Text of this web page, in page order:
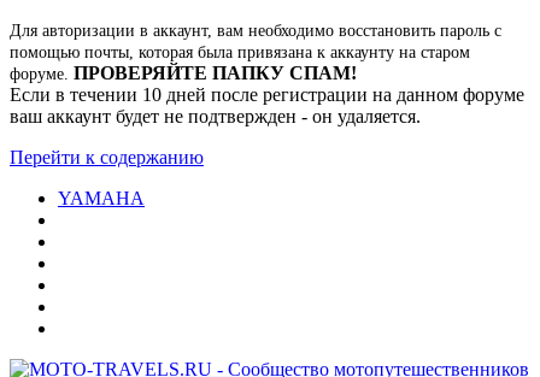
Для авторизации в аккаунт, вам необходимо восстановить пароль с
помощью почты, которая была привязана к аккаунту на старом
форуме. ПРОВЕРЯЙТЕ ПАПКУ СПАМ!
Если в течении 10 дней после регистрации на данном форуме
ваш аккаунт будет не подтвержден - он удаляется.
Перейти к содержанию
YAMAHA